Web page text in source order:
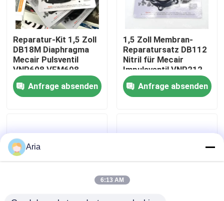
Über uns
Werksbesichtigung
Qualitätskontrolle
Neuigkeiten
Bitte um ein Angebot
Reparatur-Kit 1,5 Zoll
DB18M Diaphragma
Mecair Pulsventil
VNP608 VEM608
VNP708 VEM708
Anfrage absenden
1,5 Zoll Membran-
Reparatursatz DB112
Nitril für Mecair
Impulsventil VNP212
VEM212 NBR VITON
VNP312 VEM312
Anfrage absenden
Aria
6:13 AM